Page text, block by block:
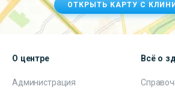
ОТКРЫТЬ КАРТУ С
О центре
Администрация
Всё о